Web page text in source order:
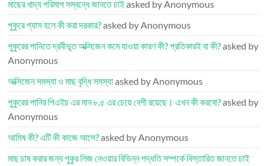
মাছের খাদ্য পরিমাপ সম্বন্ধে জানতে চাইasked by Anonymous
পুকুরে গ্যাস হলে কী করা দরকার?asked by Anonymous
পুকুরের পানিতে দ্রবীভূত অক্সিজেন কমে যাওয়া কারণ কী? প্রতিকারই বা কী?asked by
Anonymous
অক্সিজেন সমস্যা ও মাছ বৃদ্ধি সমস্যাasked by Anonymous
পুকুরের পানির পিএইচ এর মান ৮.৫ এর চেয়ে বেশী রয়েছে। এখন কী করবো?asked by
Anonymous
আমিষ কী? এটি কী কাজে আসে?asked by Anonymous
মাছ চাষ করার জন্য পুকুর লিজ নেওয়ার বিভিন্ন পদ্ধতি সম্পর্কে বিস্তারিত জানতে চাই